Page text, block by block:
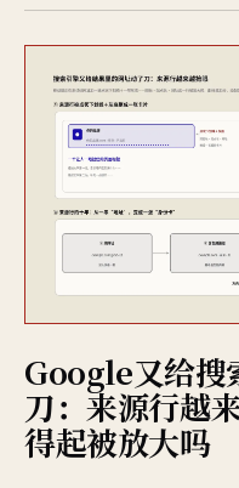
Google又给搜
刀：来源行越
得起被放大吗